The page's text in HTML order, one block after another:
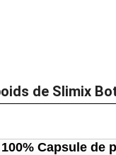
de Slimix
Capsule de